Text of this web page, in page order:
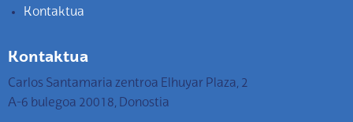
Kontaktua
Kontaktua
Carlos Santamaria zentroa Elhuyar Plaza, 2
A-6 bulegoa 20018, Donostia